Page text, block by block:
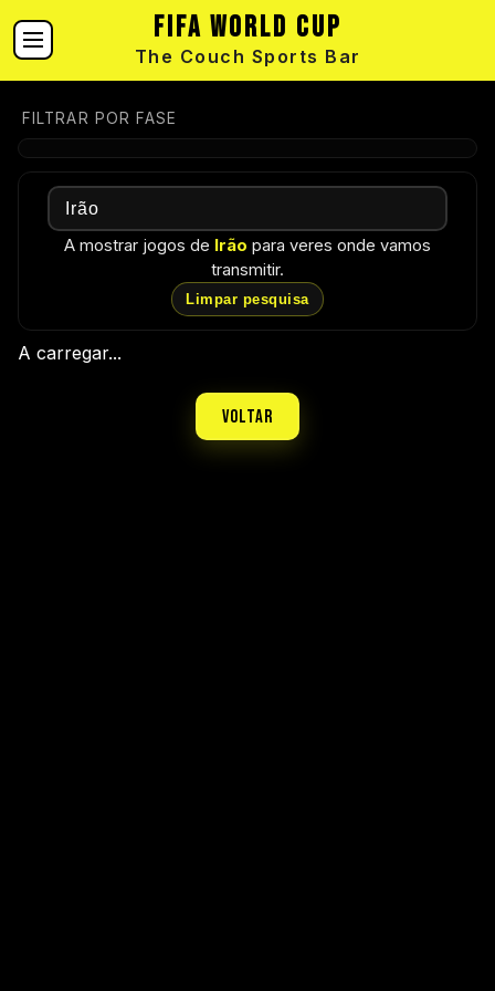
FIFA World Cup
The Couch Sports Bar
FILTRAR POR FASE
A mostrar jogos de Irão para veres onde vamos
transmitir.
Limpar pesquisa
A carregar...
Voltar